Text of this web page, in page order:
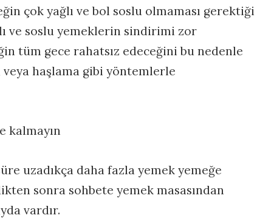
çok yağlı ve bol soslu olmaması gerektiği
ve soslu yemeklerin sindirimi zor
tüm gece rahatsız edeceğini bu nedenle
veya haşlama gibi yöntemlerle
kalmayın
uzadıkça daha fazla yemek yemeğe
sonra sohbete yemek masasından
vardır.